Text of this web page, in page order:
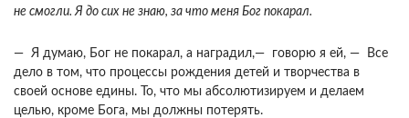
не смогли. Я до сих не знаю, за что меня Бог покарал.
— Я думаю, Бог не покарал, а наградил,— говорю я ей, — Все
дело в том, что процессы рождения детей и творчества в
своей основе едины. То, что мы абсолютизируем и делаем
целью, кроме Бога, мы должны потерять.